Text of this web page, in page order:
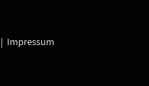
| Impressum